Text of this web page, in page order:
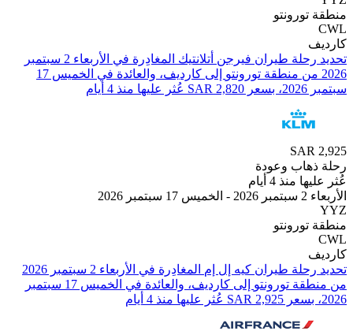
تحديد رحلة طيران ⁦فيرجن أتلانتيك⁩ المغادِرة في ⁦الأربعاء 2 سبتمبر
2026⁩ من ⁦منطقة تورونتو⁩ إلى ⁦كارديف⁩، والعائدة في ⁦الخميس 17
وعودة
4 أيام
من ⁦منطقة تورونتو⁩ إلى ⁦كارديف⁩، والعائدة في ⁦الخميس 17 سبتمبر